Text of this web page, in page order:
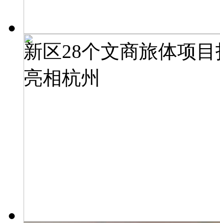
新区28个文商旅体项
亮相杭州